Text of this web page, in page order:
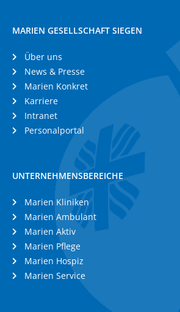
MARIEN GESELLSCHAFT SIEGEN
Über uns
News & Presse
Marien Konkret
Karriere
Intranet
Personalportal
UNTERNEHMENSBEREICHE
Marien Kliniken
Marien Ambulant
Marien Aktiv
Marien Pflege
Marien Hospiz
Marien Service